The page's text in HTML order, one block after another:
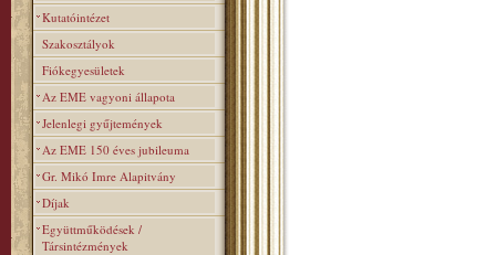
Kutatóintézet
Szakosztályok
Fiókegyesületek
Az EME vagyoni állapota
Jelenlegi gyűjtemények
Az EME 150 éves jubileuma
Gr. Mikó Imre Alapitvány
Díjak
Együttműködések /
Társintézmények